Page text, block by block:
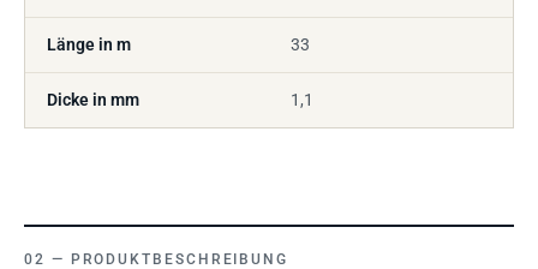
Länge in m 33
Dicke in mm 1,1
PRODUKTBESCHREIBUNG